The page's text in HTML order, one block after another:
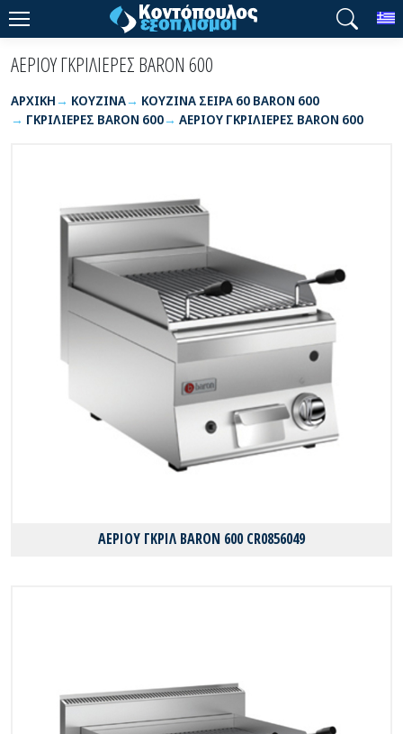
ΑΕΡΙΟΥ ΓΚΡΙΛΙΕΡΕΣ BARON 600
ΑΡΧΙΚΉ ΚΟΥΖΙΝΑ
ΚΟΥΖΙΝΑ ΣΕΙΡΑ 60 BARON 600
ΓΚΡΙΛΙΕΡΕΣ BARON 600
ΑΕΡΙΟΥ ΓΚΡΙΛΙΕΡΕΣ BARON 600
ΑΕΡΙΟΥ ΓΚΡΙΛ BARON 600 CR0856049